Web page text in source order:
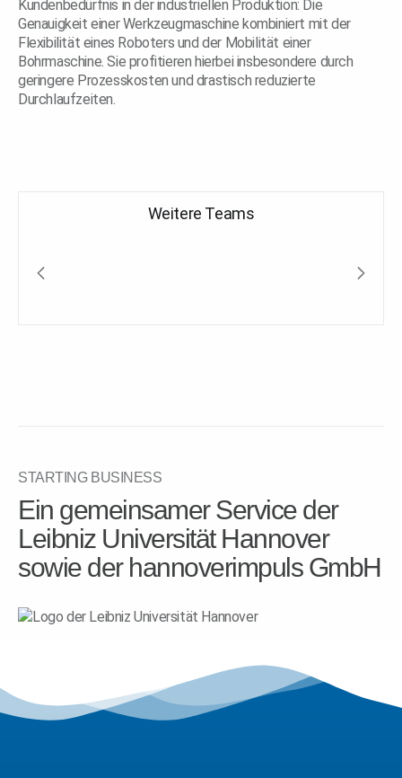
Kundenbedürfnis in der industriellen Produktion: Die
Genauigkeit einer Werkzeugmaschine kombiniert mit der
Flexibilität eines Roboters und der Mobilität einer
Bohrmaschine. Sie profitieren hierbei insbesondere durch
geringere Prozesskosten und drastisch reduzierte
Durchlaufzeiten.
Weitere Teams
STARTING BUSINESS
Ein gemeinsamer Service der
Leibniz Universität Hannover
sowie der hannoverimpuls GmbH